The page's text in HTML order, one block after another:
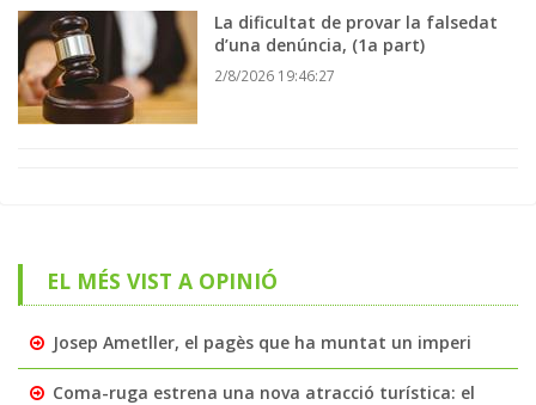
La dificultat de provar la falsedat
d’una denúncia, (1a part)
2/8/2026 19:46:27
EL MÉS VIST A OPINIÓ
Josep Ametller, el pagès que ha muntat un imperi
Coma-ruga estrena una nova atracció turística: el